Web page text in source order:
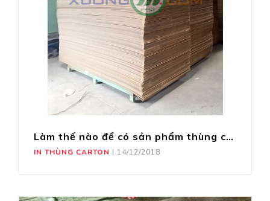
Làm thế nào để có sản phẩm thùng carton hoàn hảo
IN THÙNG CARTON | 14/12/2018